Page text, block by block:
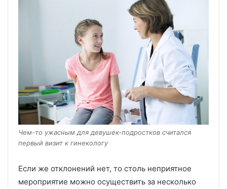
Чем-то ужасным для девушек-подростков считался
первый визит к гинекологу
Если же отклонений нет, то столь неприятное
мероприятие можно осуществить за несколько